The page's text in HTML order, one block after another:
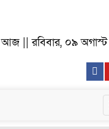
আজ || রবিবার, ০৯